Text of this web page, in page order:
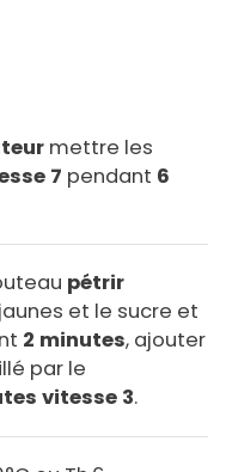
mettre les
7 pendant 6
pétrir
et le sucre et
2 minutes, ajouter
par le
vitesse 3.